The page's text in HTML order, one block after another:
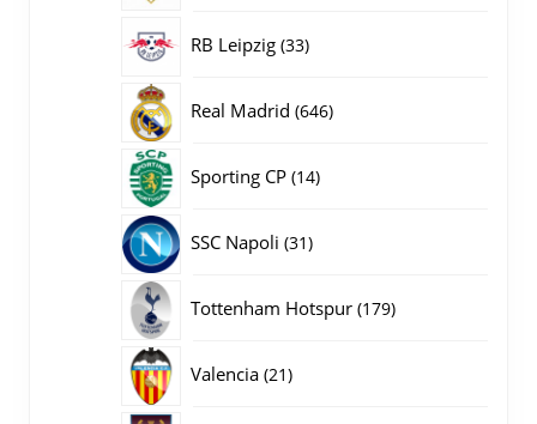
RB Leipzig 3333
Real Madrid 646646
Sporting CP 1414
SSC Napoli 3131
Tottenham Hotspur 179179
Valencia 2121